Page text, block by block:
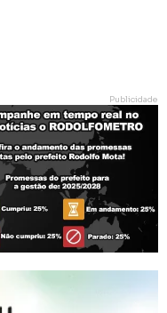
Publicidade